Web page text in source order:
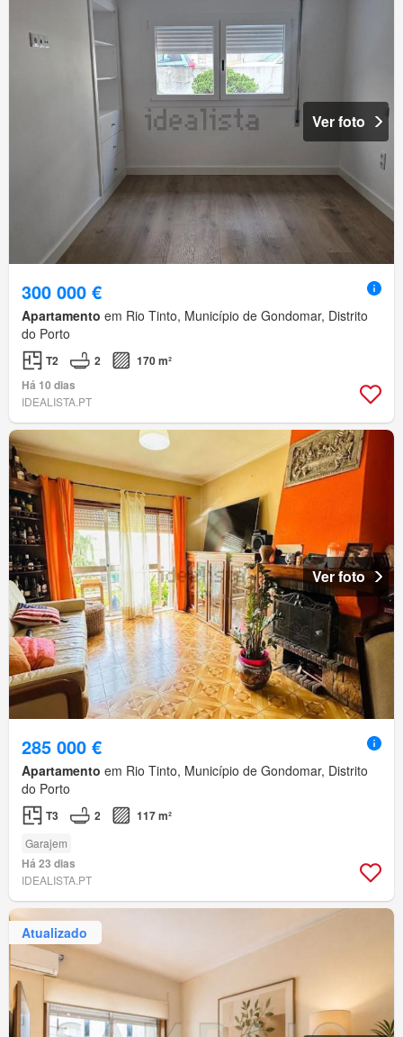
Ver foto
300 000 €
Apartamento em Rio Tinto, Município de Gondomar, Distrito
do Porto
T2 2
170 m²
Há 10 dias
IDEALISTA.PT
Ver foto
285 000 €
Apartamento em Rio Tinto, Município de Gondomar, Distrito
do Porto
T3 2 117 m²
Garajem
Há 23 dias
IDEALISTA.PT
Atualizado